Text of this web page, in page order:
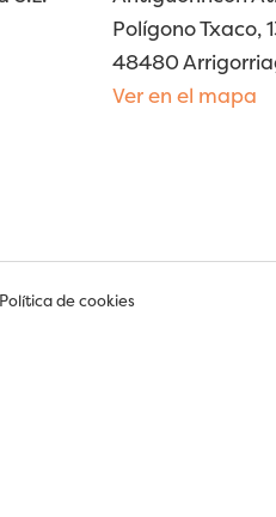
Polígono Txaco,
48480
Ver en el mapa
Política de cookies